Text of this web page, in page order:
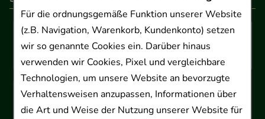
Für die ordnungsgemäße Funktion unserer Website
(z.B. Navigation, Warenkorb, Kundenkonto) setzen
wir so genannte Cookies ein. Darüber hinaus
verwenden wir Cookies, Pixel und vergleichbare
Technologien, um unsere Website an bevorzugte
Verhaltensweisen anzupassen, Informationen über
die Art und Weise der Nutzung unserer Website für